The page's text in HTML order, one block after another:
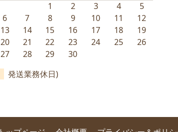
1
2 3 4
5
6
7 8 9 10 11
12
13
14 15 16 17 18
19
20
21 22 23 24 25
26
27
28 29
30
発送業務休日)